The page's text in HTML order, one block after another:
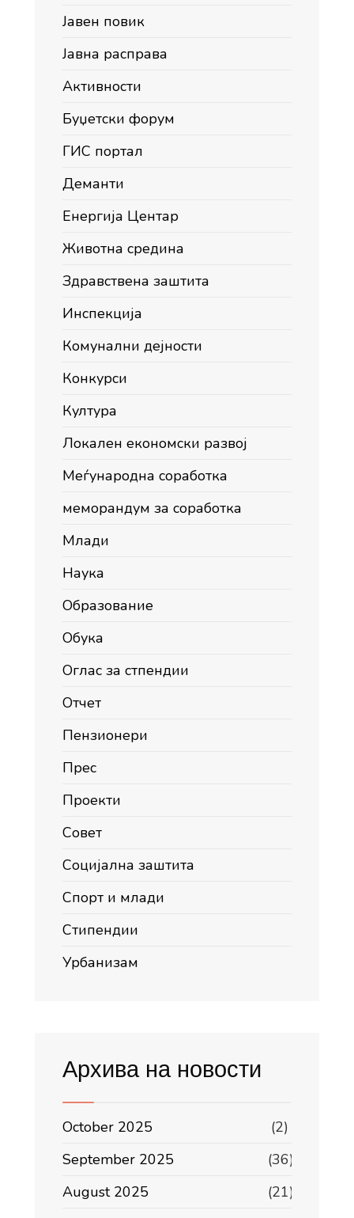
Јавен повик
Јавна расправа
Активности
Буџетски форум
ГИС портал
Деманти
Енергија Центар
Животна средина
Здравствена заштита
Инспекција
Комунални дејности
Конкурси
Култура
Локален економски развој
Меѓународна соработка
меморандум за соработка
Млади
Наука
Образование
Обука
Оглас за стпендии
Отчет
Пензионери
Прес
Проекти
Совет
Социјална заштита
Спорт и млади
Стипендии
Урбанизам
Архива на новости
October 2025
(2)
September 2025
(36)
August 2025
(21)